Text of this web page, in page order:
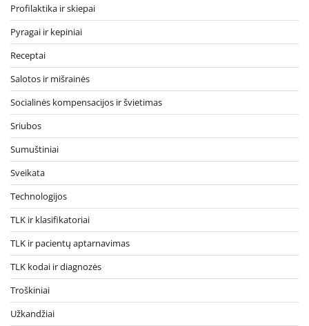
Profilaktika ir skiepai
Pyragai ir kepiniai
Receptai
Salotos ir mišrainės
Socialinės kompensacijos ir švietimas
Sriubos
Sumuštiniai
Sveikata
Technologijos
TLK ir klasifikatoriai
TLK ir pacientų aptarnavimas
TLK kodai ir diagnozės
Troškiniai
Užkandžiai